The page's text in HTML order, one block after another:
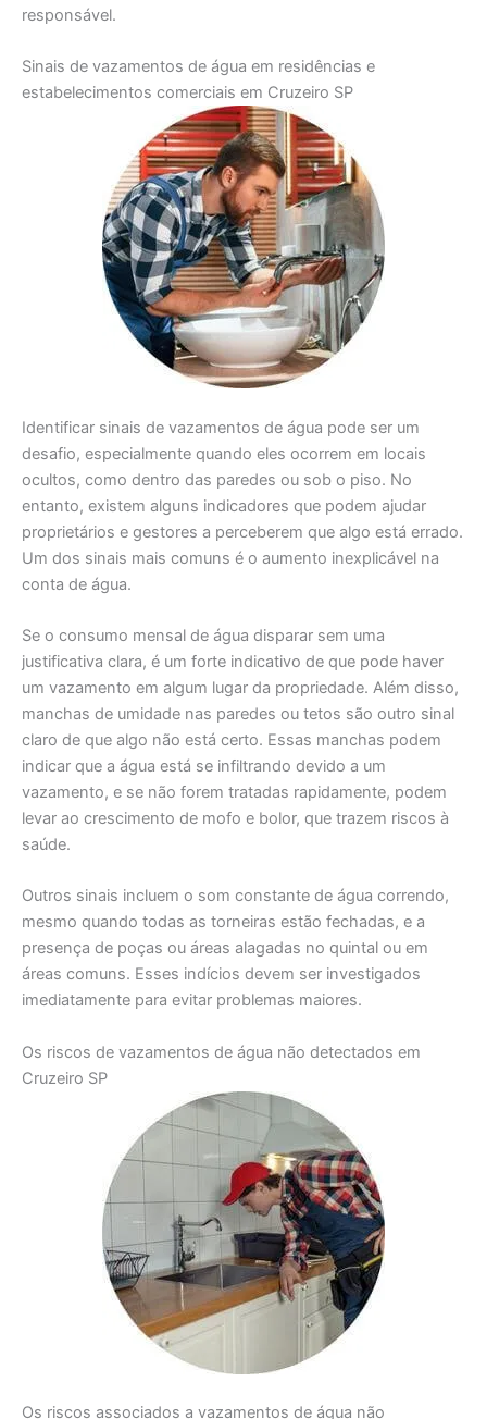
responsável.
Sinais de vazamentos de água em residências e
estabelecimentos comerciais em Cruzeiro SP
Identificar sinais de vazamentos de água pode ser um
desafio, especialmente quando eles ocorrem em locais
ocultos, como dentro das paredes ou sob o piso. No
entanto, existem alguns indicadores que podem ajudar
proprietários e gestores a perceberem que algo está errado.
Um dos sinais mais comuns é o aumento inexplicável na
conta de água.
Se o consumo mensal de água disparar sem uma
justificativa clara, é um forte indicativo de que pode haver
um vazamento em algum lugar da propriedade. Além disso,
manchas de umidade nas paredes ou tetos são outro sinal
claro de que algo não está certo. Essas manchas podem
indicar que a água está se infiltrando devido a um
vazamento, e se não forem tratadas rapidamente, podem
levar ao crescimento de mofo e bolor, que trazem riscos à
saúde.
Outros sinais incluem o som constante de água correndo,
mesmo quando todas as torneiras estão fechadas, e a
presença de poças ou áreas alagadas no quintal ou em
áreas comuns. Esses indícios devem ser investigados
imediatamente para evitar problemas maiores.
Os riscos de vazamentos de água não detectados em
Cruzeiro SP
Os riscos associados a vazamentos de água não